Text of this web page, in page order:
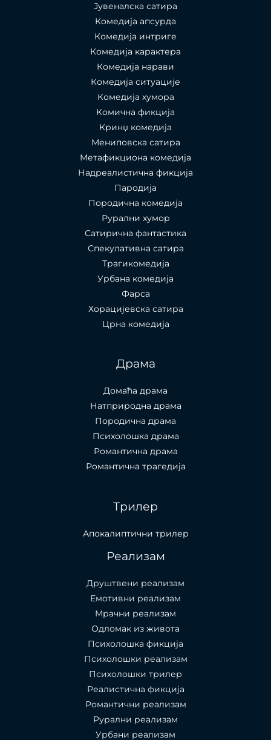
Јувеналска сатира
Комедија апсурда
Комедија интриге
Комедија карактера
Комедија нарави
Комедија ситуације
Комедија хумора
Комична фикција
Кринџ комедија
Мениповска сатира
Метафикциона комедија
Надреалистична фикција
Пародија
Породична комедија
Рурални хумор
Сатирична фантастика
Спекулативна сатира
Трагикомедија
Урбана комедија
Фарса
Хорацијевска сатира
Црна комедија
Драма
Домаћа драма
Натприродна драма
Породична драма
Психолошка драма
Романтична драма
Романтична трагедија
Трилер
Апокалиптични трилер
Реализам
Друштвени реализам
Емотивни реализам
Мрачни реализам
Одломак из живота
Психолошкa фикција
Психолошки реализам
Психолошки трилер
Реалистична фикција
Романтични реализам
Рурални реализам
Урбани реализам